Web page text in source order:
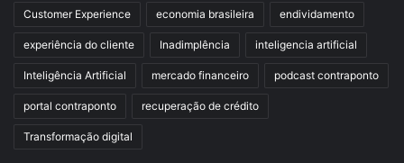
Customer Experience economia brasileira endividamento
experiência do cliente Inadimplência inteligencia artificial
Inteligência Artificial mercado financeiro podcast contraponto
portal contraponto recuperação de crédito
Transformação digital